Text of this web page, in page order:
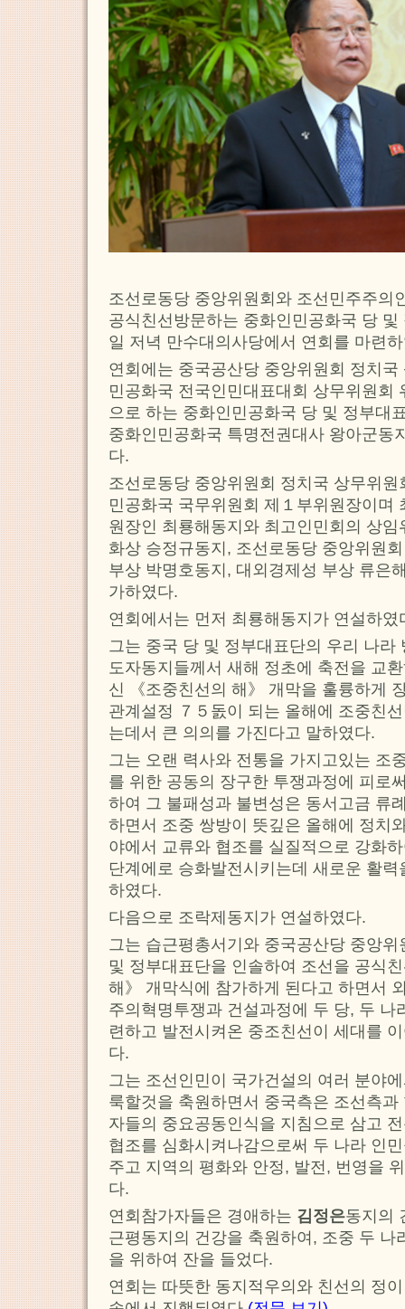
조선로동당 중앙위원회와 조선민주주의
공식친선방문하는 중화인민공화국 당
일 저녁 만수대의사당에서 연회를 마련
연회에는 중국공산당 중앙위원회 정치
민공화국 전국인민대표대회 상무위원회
으로 하는 중화인민공화국 당 및 정부대
중화인민공화국 특명전권대사 왕아군동
다.
조선로동당 중앙위원회 정치국 상무위
민공화국 국무위원회 제１부위원장이며
원장인 최룡해동지와 최고인민회의 상
화상 승정규동지, 조선로동당 중앙위원
부상 박명호동지, 대외경제성 부상 류은
가하였다.
연회에서는 먼저 최룡해동지가 연설하였
그는 중국 당 및 정부대표단의 우리 나라
도자동지들께서 새해 정초에 축전을 교
신 《조중친선의 해》 개막을 훌륭하게
관계설정 ７５돐이 되는 올해에 조중친
는데서 큰 의의를 가진다고 말하였다.
그는 오랜 력사와 전통을 가지고있는 조
를 위한 공동의 장구한 투쟁과정에 피로
하여 그 불패성과 불변성은 동서고금 류
하면서 조중 쌍방이 뜻깊은 올해에 정치
야에서 교류와 협조를 실질적으로 강화
단계에로 승화발전시키는데 새로운 활
하였다.
다음으로 조락제동지가 연설하였다.
그는 습근평총서기와 중국공산당 중앙
및 정부대표단을 인솔하여 조선을 공식
해》 개막식에 참가하게 된다고 하면서
주의혁명투쟁과 건설과정에 두 당, 두 나
련하고 발전시켜온 중조친선이 세대를
다.
그는 조선인민이 국가건설의 여러 분야
룩할것을 축원하면서 중국측은 조선측
자들의 중요공동인식을 지침으로 삼고
협조를 심화시켜나감으로써 두 나라 인
주고 지역의 평화와 안정, 발전, 번영을
다.
연회참가자들은 경애하는 김정은동지의
근평동지의 건강을 축원하여, 조중 두 나
을 위하여 잔을 들었다.
연회는 따뜻한 동지적우의와 친선의 정